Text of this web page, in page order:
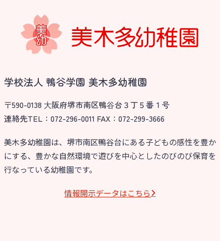
学校法人 鴨谷学園 美木多幼稚園
〒590-0138 ⼤阪府堺市南区鴨⾕台３丁５番１号
連絡先TEL：072-296-0011 FAX：072-299-3666
美木多幼稚園は、堺市南区鴨谷台にある子どもの感性を豊か
にする、豊かな自然環境で遊びを中心としたのびのび保育を
行なっている幼稚園です。
情報開⽰データはこちら